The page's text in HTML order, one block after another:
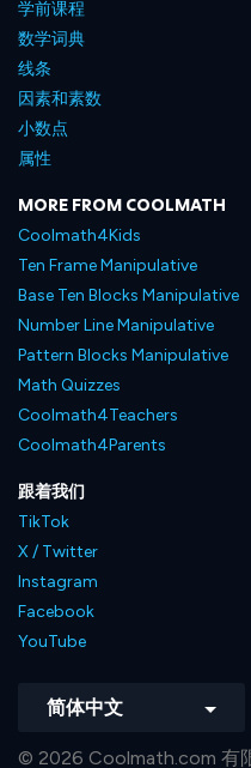
学前课程
数学词典
线条
因素和素数
小数点
属性
MORE FROM COOLMATH
Coolmath4Kids
Ten Frame Manipulative
Base Ten Blocks Manipulative
Number Line Manipulative
Pattern Blocks Manipulative
Math Quizzes
Coolmath4Teachers
Coolmath4Parents
跟着我们
TikTok
X / Twitter
Instagram
Facebook
YouTube
简体中文
© 2026 Coolmath.com 有